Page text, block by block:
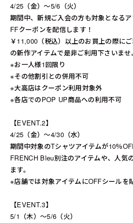
4/25（金）～5/6（火）
期間中、新規ご入会の方も対象となる
FFクーポンを配信します！
￥11,000（税込）以上のお買上の際に
の新作アイテムで是非ご利用下さいませ。
※お一人様1回限り
※その他割引との併用不可
※大高店はクーポン利用対象外
※各店でのPOP UP商品への利用不可
【EVENT.2】
4/25（金）～4/30（水）
期間中対象のTシャツアイテムが10％
FRENCH Bleu別注のアイテムや、人気
ます。
※店舗では対象アイテムにOFFシールを
【EVENT.3】
5/1（木）～5/6（火）